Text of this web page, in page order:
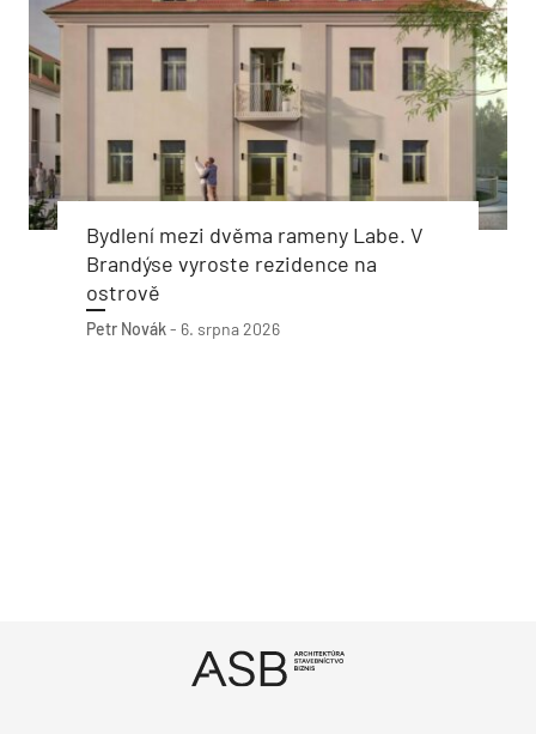
Bydlení mezi dvěma rameny Labe. V
Brandýse vyroste rezidence na
ostrově
Petr Novák- 6. srpna 2026